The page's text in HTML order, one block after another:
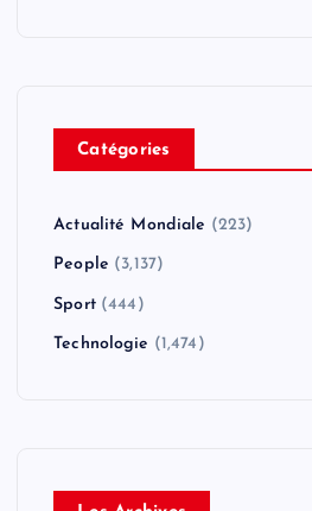
Catégories
Actualité Mondiale (223)
People (3,137)
Sport(444)
Technologie (1,474)